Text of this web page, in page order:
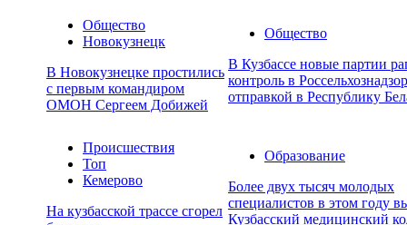
Общество
Новокузнецк
В Новокузнецке простились
с первым командиром
ОМОН Сергеем Добижей
Общество
В Кузбассе новые партии
контроль в
отправкой в Республику
Происшествия
Топ
Кемерово
На кузбасской трассе сгорел
Образование
Более двух тысяч молодых
специалистов в этом году
Кузбасский медицинский